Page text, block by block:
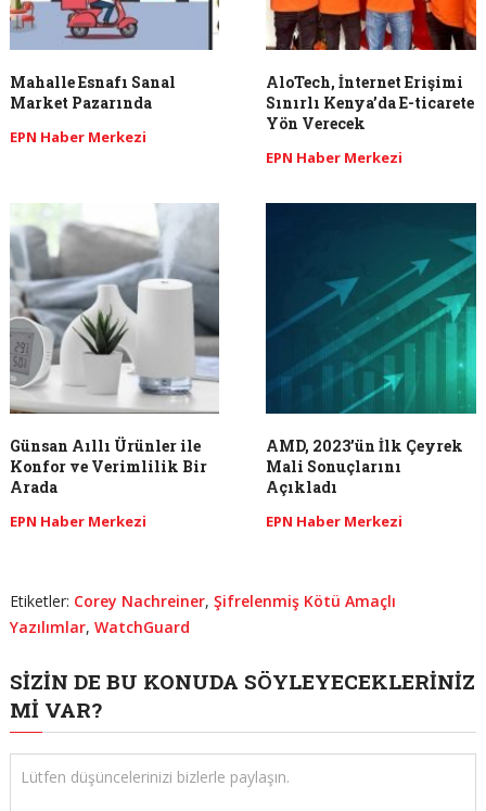
Mahalle Esnafı Sanal
Market Pazarında
EPN Haber Merkezi
AloTech, İnternet Erişimi
Sınırlı Kenya’da E-ticarete
Yön Verecek
EPN Haber Merkezi
Günsan Aıllı Ürünler ile
Konfor ve Verimlilik Bir
Arada
EPN Haber Merkezi
AMD, 2023’ün İlk Çeyrek
Mali Sonuçlarını
Açıkladı
EPN Haber Merkezi
Etiketler: Corey Nachreiner, Şifrelenmiş Kötü Amaçlı
Yazılımlar, WatchGuard
SIZIN DE BU KONUDA SÖYLEYECEKLERINIZ
MI VAR?